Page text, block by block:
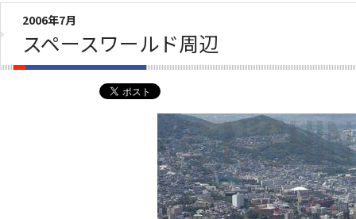
2006年7月
スペースワールド周辺